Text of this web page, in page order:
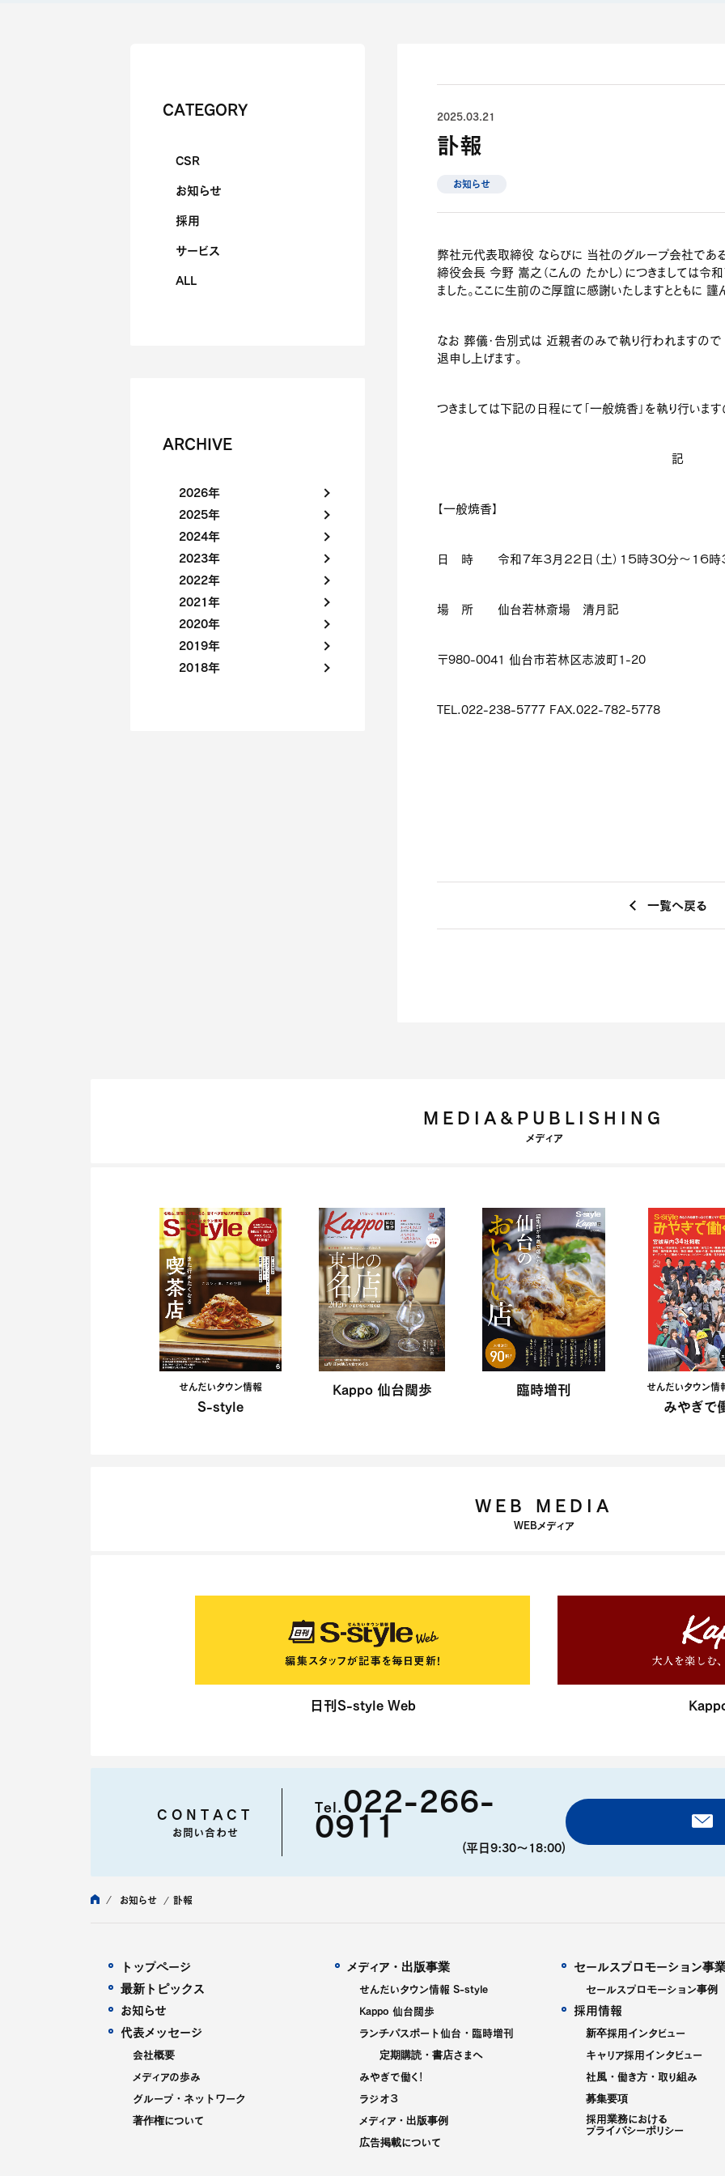
CATEGORY
CSR
お知らせ
採用
サービス
ALL
ARCHIVE
2026年
2025年
2024年
2023年
2022年
2021年
2020年
2019年
2018年
2025.03.21
訃報
お知らせ
弊社元代表取締役 ならびに 当社のグループ会社であ
締役会長 今野 嵩之（こんの たかし）につきましては令
ました。ここに生前のご厚誼に感謝いたしますとともに
なお 葬儀･告別式は 近親者のみで執り行われますの
退申し上げます。
つきましては下記の日程にて「一般焼香」を執り行います
記
【一般焼香】
日 時 令和７年３月２２日（土）１５時３０分～１６時
場 所 仙台若林斎場 清月記
〒980-0041 仙台市若林区志波町1-20
TEL.022-238-5777 FAX.022-782-5778
一覧へ戻る
MEDIA&PUBLISHING
メディア
せんだいタウン情報
S-style
Kappo 仙台闊歩 臨時増刊 せんだいタウン
みやぎで
WEB MEDIA
WEBメディア
日刊S-style Web
CONTACT
お問い合わせ
Tel.022-266-
0911
(平日9:30〜18:00)
お知らせ 訃報
トップページ
最新トピックス
お知らせ
代表メッセージ
会社概要
メディアの歩み
グループ・ネットワーク
著作権について
メディア・出版事業
せんだいタウン情報 S-style
Kappo 仙台闊歩
ランチパスポート仙台・臨時増刊
定期購読・書店さまへ
みやぎで働く！
ラジオ３
メディア・出版事例
広告掲載について
セールスプロモーション事
セールスプロモーション事例
採用情報
新卒採用インタビュー
キャリア採用インタビュー
社風・働き方・取り組み
募集要項
採用業務における
プライバシーポリシー